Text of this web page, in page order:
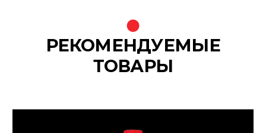
РЕКОМЕНДУЕМЫЕ
ТОВАРЫ